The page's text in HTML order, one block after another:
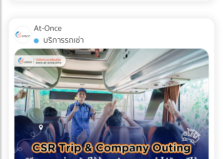
ในโรงงานมาตรฐาน การนำชิ้นส่วนพลาสติกออกจากแม่พิมพ์
(Demolding), การประกอบชิ้นส่วน (Assembly), และ การซีล
บรรจุภัณฑ์ (Sealing) จะต้องดำเนินการให้เสร็จสิ้นภายใน
Cleanroom ทั้งหมด บรรจุภัณฑ์ที่ใช้มักเป็นถุงฟอยล์หรือถุง
Tyvek ที่ได้มาตรฐานการแพทย์ เมื่อซีลปิดผนึกเรียบร้อยแล้ว จึง
จะสามารถนำชิ้นงานนั้นออกจาก Cleanroom สู่คลังสินค้าปกติ
ได้ บทสรุป: ความมั่นใจที่ส่งต่อถึงมือผู้ป่วย การลงทุนสร้างและ
บำรุงรักษา Cleanroom มีต้นทุนที่สูงมาก ทั้งค่าระบบปรับอากาศ
ค่าชุดป้องกัน (Gowning) และการตรวจสอบมาตรฐานประจำปี แต่
สำหรับอุตสาหกรรมการแพทย์ นี่คือการลงทุนที่ประเมินค่าไม่ได้
สำหรับฝ่ายจัดซื้อหรือเจ้าของแบรนด์อุปกรณ์การแพทย์ การ
เลือกพาร์ทเนอร์ หรือ OEM โรงงานพลาสติกที่ได้รับการรับรอง
หลายร้อยเท่า 3. ต้นทุนจากการไม่ผ่านมาตรฐานสากล
(Compliance Risks) ในปี 2026 ทั่วโลกหันมาใช้น้ำยาแอร์รักษ์
โลก (Eco-Friendly Refrigerants) ซึ่งมักจะมีแรงดันสูงกว่า
น้ำยาแอร์ยุคเก่า ชิ้นส่วนราคาถูกอาจไม่ได้ถูกออกแบบมาเพื่อ
รองรับสเปกใหม่นี้ ทำให้ไม่ผ่านมาตรฐานความปลอดภัย
นอกจากนี้ หากซัพพลายเออร์ต้นทางไม่มีระบบจัดการสิ่ง
แวดล้อมที่ดี โรงงานก็อาจเผชิญความยากลำบากในการขอใบรับ
รองสากลเพื่อส่งออกสินค้าไปต่างประเทศ บทสรุป: การเปลี่ยน
มุมมองจาก "ราคา" สู่ "ความคุ้มค่า" แบรนด์ผู้ผลิตเครื่องปรับ
อากาศชั้นนำระดับโลก ล้วนเข้าใจถึงกฎข้อนี้ดี พวกเขาจึงมักไม่
ประนีประนอมกับชิ้นส่วนกลไกที่อยู่ภายใน และเจาะจงเลือกใช้ผู้
การขนส่งผงชาใส่ตู้คอนเทนเนอร์แล้วจบไป เพราะหากขาดการ
บริหารจัดการซัพพลายเชนที่ถูกต้อง สิ่งที่ส่งมาถึงหน้าโรงงาน
อาจกลายเป็นเพียง "ผงชาสีหม่น" ที่สูญเสียทั้งเอกลักษณ์และ
มูลค่า กุญแจสำคัญที่อยู่เบื้องหลังการคงสภาพความสดใหม่ สี
เขียวสว่าง และกลิ่นอูมามิของมัทฉะไว้ได้อย่างสมบูรณ์แบบ คือ
ระบบขนส่งที่เรียกว่า Cold Chain Logistics (ระบบห่วงโซ่ความ
เย็น) ทำไม "มัทฉะ" ถึงต้องการการดูแลระดับพิเศษ? ก่อนจะเข้าใจ
ความสำคัญของการขนส่ง ต้องเข้าใจธรรมชาติของผงมัทฉะ
ก่อน มัทฉะคือการนำใบชาทั้งใบไปบดละเอียดด้วยโม่หินจนเป็นผง
ขนาดไมครอน ทำให้ตัวผงชามีพื้นที่ผิวสัมผัสกับอากาศมาก ศัตรู
ตัวร้ายที่ทำลายคุณภาพของมัทฉะมีอยู่ 3 ประการหลัก: ความ
At-Once
บริการรถเช่า